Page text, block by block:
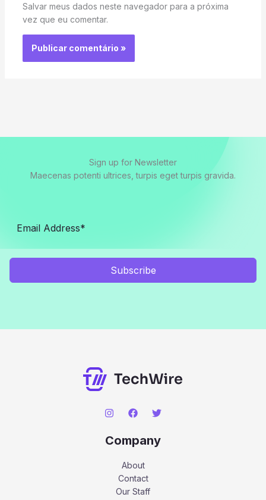
Salvar meus dados neste navegador para a próxima
vez que eu comentar.
Sign up for Newsletter
Maecenas potenti ultrices, turpis eget turpis gravida.
Subscribe
Company
About
Contact
Our Staff